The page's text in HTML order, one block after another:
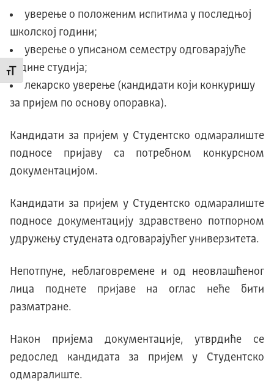
Промени величину слова
уверење о положеним испитима у последњој
школској години;
уверење о уписаном семестру одговарајуће
године студија;
лекарско уверење (кандидати који конкуришу
за пријем по основу опоравка).
Кандидати за пријем у Студентско одмаралиште
подносе пријаву са потребном конкурсном
документацијом.
Кандидати за пријем у Студентско одмаралиште
подносе документацију здравствено потпорном
удружењу студената одговарајућег универзитета.
Непотпуне, неблаговремене и од неовлашћеног
лица поднете пријаве на оглас неће бити
разматране.
Након пријема документације, утврдиће се
редослед кандидата за пријем у Студентско
одмаралиште.